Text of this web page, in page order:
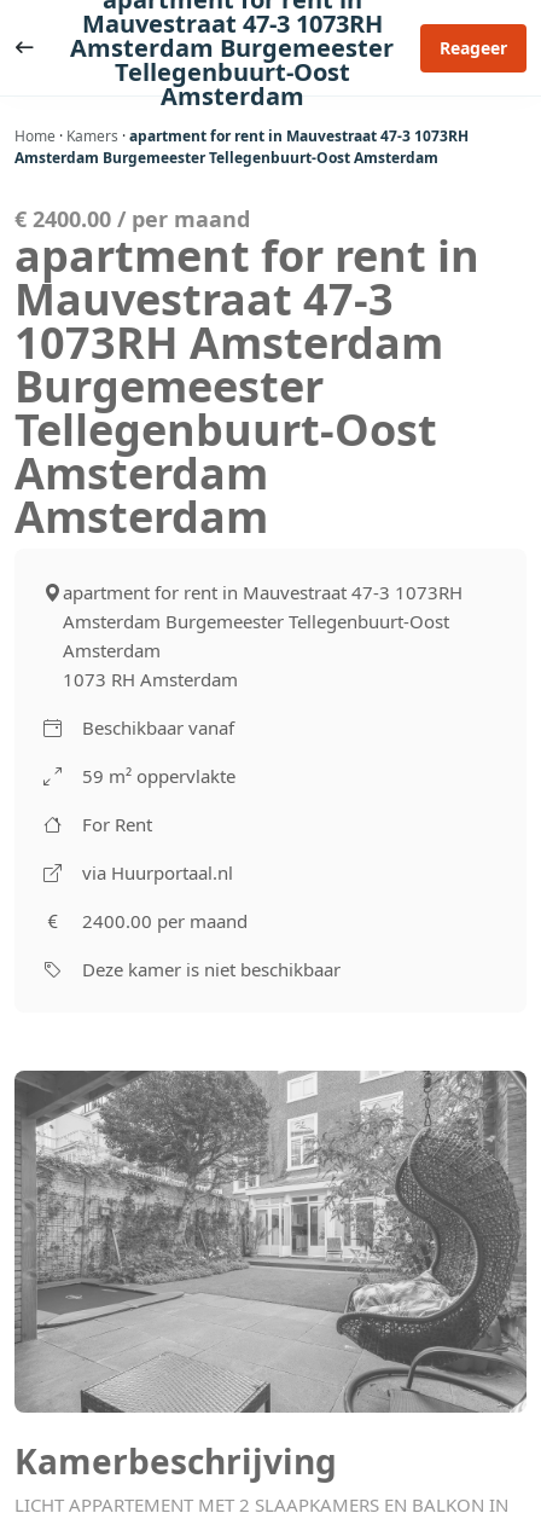
naar
Mauvestraat 47-3 1073RH
Amsterdam Burgemeester
Tellegenbuurt-Oost
Amsterdam
Reageer
Home · Kamers ·apartment for rent in Mauvestraat 47-3 1073RH
Amsterdam Burgemeester Tellegenbuurt-Oost Amsterdam
Kamerbeschrijving
LICHT APPARTEMENT MET 2 SLAAPKAMERS EN BALKON IN
€ 2400.00 / per maand
apartment for rent in
Mauvestraat 47-3
1073RH Amsterdam
Burgemeester
Tellegenbuurt-Oost
Amsterdam
Amsterdam
apartment for rent in Mauvestraat 47-3 1073RH
Amsterdam Burgemeester Tellegenbuurt-Oost
Amsterdam
1073 RH Amsterdam
Beschikbaar vanaf
59 m² oppervlakte
For Rent
via Huurportaal.nl
2400.00 per maand
Deze kamer is niet beschikbaar